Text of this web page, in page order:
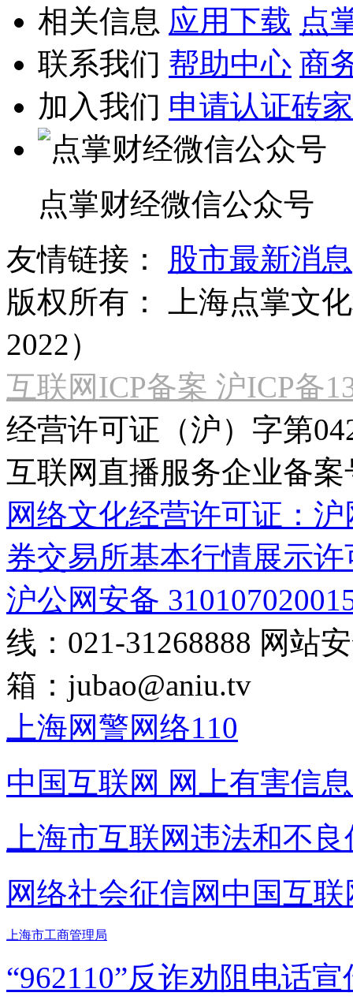
相关信息 应用下载 点
联系我们 帮助中心 商
加入我们 申请认证砖家
点掌财经微信公众号
友情链接：
股市最新消息
版权所有：
上海点掌文
2022）
互联网ICP备案 沪ICP备
经营许可证（沪）字第
互联网直播服务企业备案
网络文化经营许可证：
券交易所基本行情展示许
沪公网安备
线：021-31268888 网站
箱： jubao@aniu.tv
上海网警网络110
中国互联网 网上有害信
上海市互联网违法和不
网络社会征信网 中国互
上海市工商管理局
“962110”反诈劝阻电话宣